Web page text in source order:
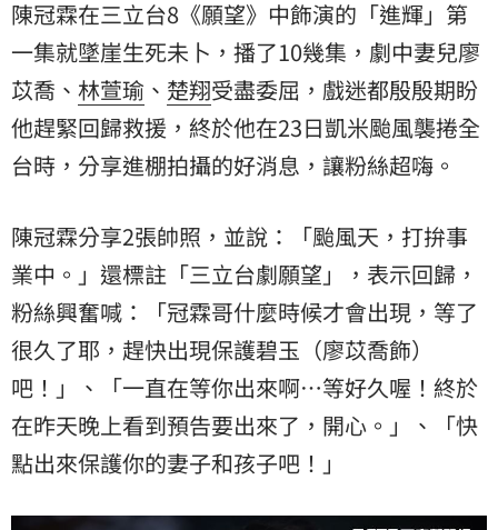
陳冠霖在三立台8《願望》中飾演的「進輝」第
一集就墜崖生死未卜，播了10幾集，劇中妻兒廖
苡喬 、 林萱瑜 、 楚翔受盡委屈，戲迷都殷殷期盼
他趕緊回歸救援，終於他在23日凱米颱風襲捲全
台時，分享進棚拍攝的好消息，讓粉絲超嗨。
陳冠霖分享2張帥照，並說：「颱風天，打拚事
業中。」還標註「三立台劇願望」，表示回歸，
粉絲興奮喊：「冠霖哥什麼時候才會出現，等了
很久了耶，趕快出現保護碧玉（廖苡喬飾）
吧！」、「一直在等你出來啊⋯等好久喔！終於
在昨天晚上看到預告要出來了，開心。」、「快
點出來保護你的妻子和孩子吧！」